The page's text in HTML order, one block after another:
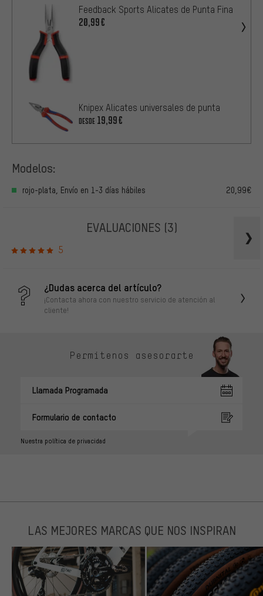
Feedback Sports Alicates de Punta Fina
20,99€
Knipex Alicates universales de punta
DESDE 19,99€
Modelos:
rojo-plata, Envío en 1-3 días hábiles 20,99€
EVALUACIONES (3)
5
¿Dudas acerca del artículo?
¡Contacta ahora con nuestro servicio de atención al
cliente!
Permítenos asesorarte
Llamada Programada
Formulario de contacto
Nuestra política de privacidad
LAS MEJORES MARCAS QUE NOS INSPIRAN